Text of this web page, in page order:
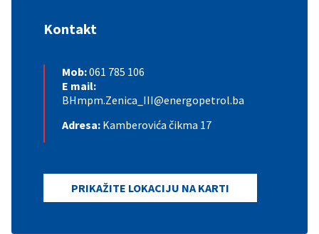
Kontakt
Mob:061 785 106
E mail:
BHmpm.Zenica_III@energopetrol.ba
Adresa: Kamberovića čikma 17
PRIKAŽITE LOKACIJU NA KARTI